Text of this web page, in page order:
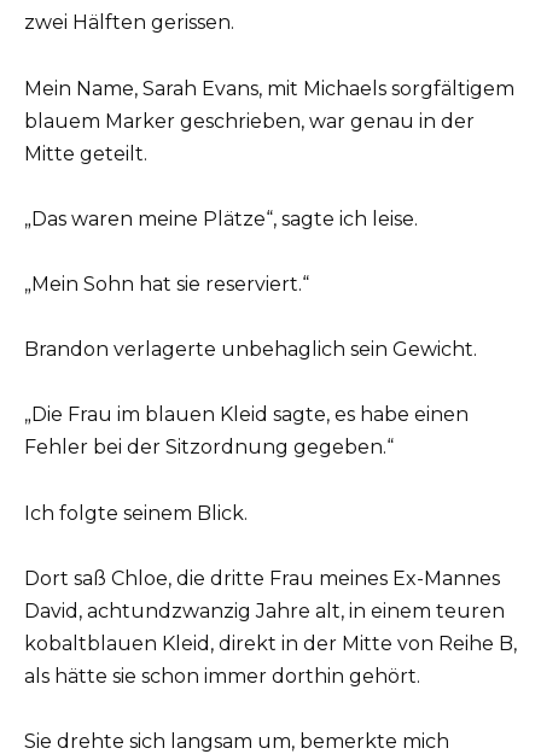
zwei Hälften gerissen.
Mein Name, Sarah Evans, mit Michaels sorgfältigem
blauem Marker geschrieben, war genau in der
Mitte geteilt.
„Das waren meine Plätze“, sagte ich leise.
„Mein Sohn hat sie reserviert.“
Brandon verlagerte unbehaglich sein Gewicht.
„Die Frau im blauen Kleid sagte, es habe einen
Fehler bei der Sitzordnung gegeben.“
Ich folgte seinem Blick.
Dort saß Chloe, die dritte Frau meines Ex-Mannes
David, achtundzwanzig Jahre alt, in einem teuren
kobaltblauen Kleid, direkt in der Mitte von Reihe B,
als hätte sie schon immer dorthin gehört.
Sie drehte sich langsam um, bemerkte mich